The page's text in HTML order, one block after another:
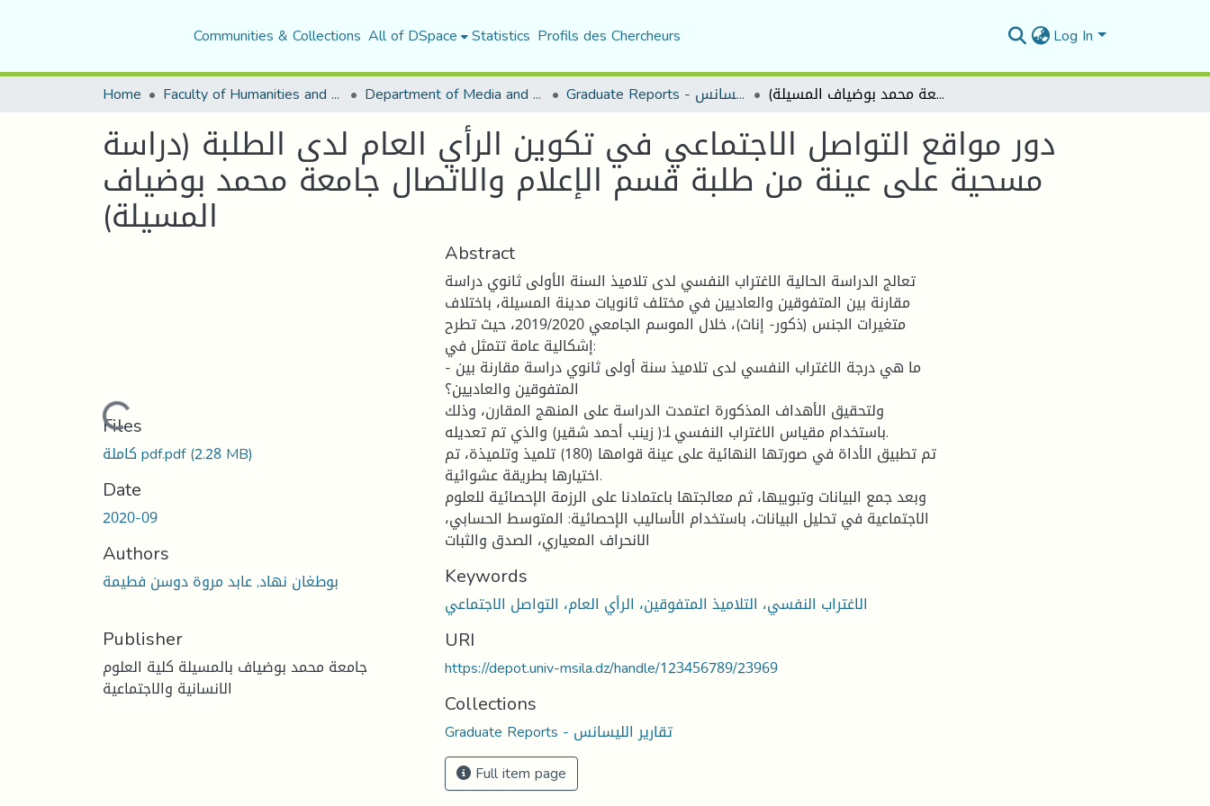
Communities & Collections All of DSpace Statistics Profils des Chercheurs Log In
Home Faculty of Humanities and Social Sciences Department of Media and Communication Studies Graduate Reports - تقارير الليسانس دور مواقع التواصل الاجتماعي في تكوين الرأي العام لدى الطلبة (دراسة مسحية على عينة من طلبة قسم الإعلام والاتصال جامعة محمد بوضياف المسيلة)
دور مواقع التواصل الاجتماعي في تكوين الرأي العام لدى الطلبة (دراسة
مسحية على عينة من طلبة قسم الإعلام والاتصال جامعة محمد بوضياف
المسيلة)
Loading...
Files
كاملة pdf.pdf(2.28 MB)
Date
2020-09
Authors
بوطغان نهاد, عابد مروة دوسن فطيمة
Publisher
جامعة محمد بوضياف بالمسيلة كلية العلوم
الانسانية والاجتماعية
Abstract
تعالج الدراسة الحالية الاغتراب النفسي لدى تلاميذ السنة الأولى ثانوي دراسة
مقارنة بين المتفوقين والعاديين في مختلف ثانويات مدينة المسيلة، باختلاف
متغيرات الجنس (ذكور- إناث)، خلال الموسم الجامعي 2019/2020، حيث تطرح
إشكالية عامة تتمثل في:
- ما هي درجة الاغتراب النفسي لدى تلاميذ سنة أولى ثانوي دراسة مقارنة بين
المتفوقين والعاديين؟
ولتحقيق الأهداف المذكورة اعتمدت الدراسة على المنهج المقارن، وذلك
باستخدام مقياس الاغتراب النفسي ﻠ:( زينب أحمد شقير) والذي تم تعديله.
تم تطبيق الأداة في صورتها النهائية على عينة قوامها (180) تلميذ وتلميذة، تم
اختيارها بطريقة عشوائية.
وبعد جمع البيانات وتبويبها، ثم معالجتها باعتمادنا على الرزمة الإحصائية للعلوم
الاجتماعية في تحليل البيانات، باستخدام الأساليب الإحصائية: المتوسط الحسابي،
الانحراف المعياري، الصدق والثبات
Keywords
الاغتراب النفسي، التلاميذ المتفوقين، الرأي العام، التواصل الاجتماعي
URI
https://depot.univ-msila.dz/handle/123456789/23969
Collections
Graduate Reports - تقارير الليسانس
Full item page